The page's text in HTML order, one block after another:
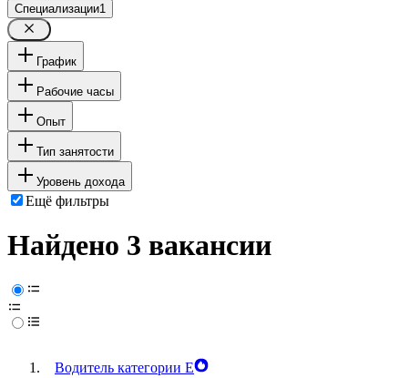
Специализации1
График
Рабочие часы
Опыт
Тип занятости
Уровень дохода
Ещё фильтры
Найдено 3 вакансии
Водитель категории Е